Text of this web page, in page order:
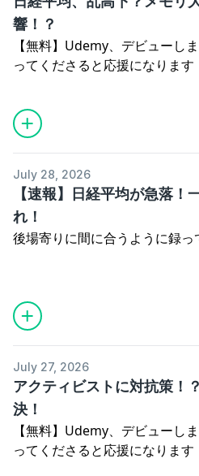
に、路頭に迷う寸前に…経験を
一発狙いの短期トレードより
いくことの重要さを痛感した
ァンドを立ち上げる寸前に挫
融商品を押し付けている実態に
の思いは捨てきれず、後に保険
者」「税対策」で初年度から
MDRT基準に到達。本来大好き
相場好きが行き過ぎて元外資
プロのトレーダーを目指す。
引、先物、オプション、FX、
ステムトレードで詐欺まがい
ーマン・ショックで投資資金を
に、路頭に迷う寸前に…経験を
一発狙いの短期トレードよりも
いくことの重要さを痛感した。
ァンドを立ち上げる寸前に挫折
な堕落した生活が災いして就職
かわらず志望の銀行に全部落ち
う理由で証券会社に就職。証
えなくバブルは崩壊。大学時代
転、メチャクチャ体育会系の
１日150軒の飛び込み訪問、ま
器を手に縛り付けてテレアポ
たものの、無知な顧客にノル
融商品を押し付けている実態に
の思いは捨てきれず、後に保
者」「税対策」で初年度から生
MDRT基準に到達。本来大好き
プロのトレーダーを目指す。
引、先物、オプション、FX、
ステムトレードで詐欺まがい
に、路頭に迷う寸前に…経験を
一発狙いの短期トレードよりも
いくことの重要さを痛感した。
ァンドを立ち上げる寸前に挫折
研究と実践を続けている。
フィール 投資アドバイザー、
ダー、現役FP。主な取得資格
認定FP・2級FP技能士・長期
績など現在まで約6000人以上
方・東証一部上場通販会社 女
など多数。【経歴】高校時代
首都圏の2流大学で学校にも行
な堕落した生活が災いして就職
かわらず志望の銀行に全部落
う理由で証券会社に就職。証券
えなくバブルは崩壊。大学時代
１日150軒の飛び込み訪問、
器を手に縛り付けてテレアポ
たものの、無知な顧客にノル
業に嫌気が差して退社。金融
の思いは捨てきれず、後に保険
者」「税対策」で初年度から生
MDRT基準に到達。本来大好き
相場好きが行き過ぎて元外資
プロのトレーダーを目指す。投
引、先物、オプション、FX、
のために影響がありそうなニュ
になります！番組へのメッセ
https://marshmallow-
中心にやっています。↓
academy.com/steachers/
ストアカの初回クーポンです
academy.com/friend_invites/
フィール 投資アドバイザー、
ダー、現役FP。主な取得資格
績など現在まで約6000人以上
方・東証一部上場通販会社 女
など多数。【経歴】高校時代
首都圏の2流大学で学校にも行
な堕落した生活が災いして就職
かわらず志望の銀行に全部落ち
う理由で証券会社に就職。証券
えなくバブルは崩壊。大学時
転、メチャクチャ体育会系の会
１日150軒の飛び込み訪問、
タップ→Aa→その他→アシスト
まで上げられます。kindle出版
で「オンラインFP」で検索か
くて「副業」関連なので興味が
https://amzn.to/3Uyl6Yt【引
ン・ファイナンシャルプラン
んさんです。短時間でサクッ
ス。おススメ再生速度1.5～2倍
響がありそうなニュースを選
す！番組へのメッセージはこち
https://marshmallow-qa.com/
academy.com/steachers/
ストアカの初回クーポンです
academy.com/friend_invites/
フィール 投資アドバイザー、
ダー、現役FP。主な取得資格
認定FP・2級FP技能士・長期
績など現在まで約6000人以上
葬儀会社タイアップセミナー
https://vimeo.com/
ーーーーーーーーーー
【今日のトピック】
・日本人、1億2000万人割れ！
・NYダウ1153ドル安！日本へ
てみました。タイトル：大腸
https://amzn.to/40PF0SQ【読
タップ→Aa→その他→アシスト
まで上げられます。kindle出版
で「オンラインFP」で検索か下
くて「副業」関連なので興味が
https://amzn.to/3Uyl6Yt【引
ン・ファイナンシャルプラン
んさんです。短時間でサクッ
響がありそうなニュースを選ん
す！番組へのメッセージはこ
https://marshmallow-
カで初心者・入門者向けの株
中心にやっています。↓
響！？
【無料】Udemy、デビューし
ってくださると応援になりま
の方はこちらが受講生用アカ
す）↓※音が出ます。
https://vimeo.com/
ーーーーーーーーーー
【今日のトピック】
・日経平均、乱高下？メモリ
病記を書いてみました。タイ
https://amzn.to/40PF0SQ【読
タップ→Aa→その他→アシスト
まで上げられます。kindle出版
で「オンラインFP」で検索か下
くて「副業」関連なので興味
タイトル：オンラインで始め
July 28, 2026
【速報】日経平均が急落
れ！
後場寄りに間に合うように録っ
July 27, 2026
アクティビストに対抗策！
決！
【無料】Udemy、デビューし
ってくださると応援になりま